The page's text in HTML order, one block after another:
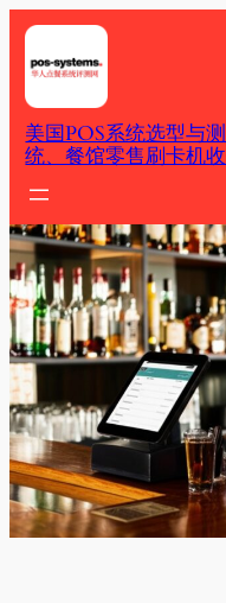
Skip
content
美国POS系统选型与
统、餐馆零售刷卡机